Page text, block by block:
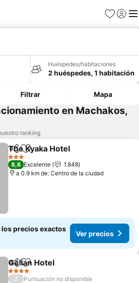
Favoritos
Iniciar
Huéspedes/habitaciones
2 huéspedes, 1 habitación
Filtrar Mapa
en Machakos,
ranking
Compartir
Agregar a favoritos
The Kyaka Hotel
3 Estrellas
8,6 Excelente
1.848
a 0.9 km de: Centro de la ciudad
los precios exactos
Ver precios
CompartirAgregar a favoritos
Gelian Hotel
4 Estrellas
/
Puntuación no disponible